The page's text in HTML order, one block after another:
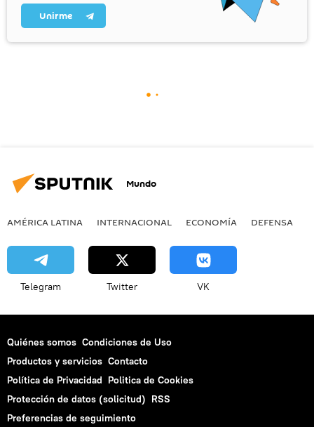
Unirme
Mundo
AMÉRICA LATINA INTERNACIONAL ECONOMÍA DEFENSA
Telegram Twitter VK
Quiénes somos Condiciones de Uso
Productos y servicios Contacto
Política de Privacidad Politica de Cookies
Protección de datos (solicitud) RSS
Preferencias de seguimiento